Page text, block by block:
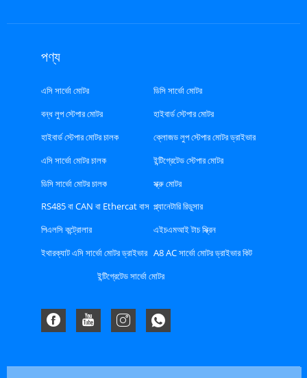
পণ্য
এসি সার্ভো মোটর
ডিসি সার্ভো মোটর
বন্ধ লুপ স্টেপার মোটর
হাইবার্ড স্টেপার মোটর
হাইবার্ড স্টেপার মোটর চালক
ক্লোজড লুপ স্টেপার মোটর ড্রাইভার
এসি সার্ভো মোটর চালক
ইন্টিগ্রেটেড স্টেপার মোটর
ডিসি সার্ভো মোটর চালক
স্ক্রু মোটর
RS485 বা CAN বা Ethercat বাস
টাইপ স্টেপার ড্রাইভার
প্ল্যানেটারি রিডুসার
পিএলসি কন্ট্রোলার
এইচএমআই টাচ স্ক্রিন
ইথারক্যাট এসি সার্ভো মোটর ড্রাইভার A8 AC সার্ভো মোটর ড্রাইভার কিট
ইন্টিগ্রেটেড সার্ভো মোটর